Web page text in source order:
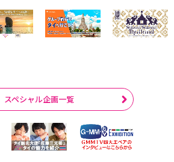
スペシャル企画一覧